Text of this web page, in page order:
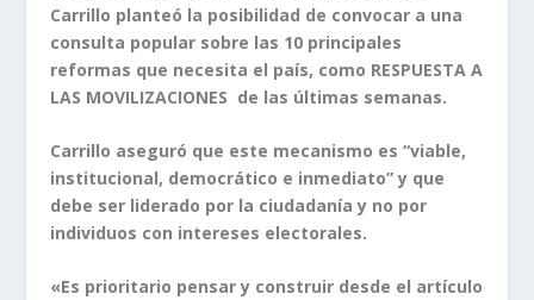
Carrillo planteó la posibilidad de convocar a una
consulta popular sobre las 10 principales
reformas que necesita el país, como RESPUESTA A
LAS MOVILIZACIONES de las últimas semanas.
Carrillo aseguró que este mecanismo es “viable,
institucional, democrático e inmediato” y que
debe ser liderado por la ciudadanía y no por
individuos con intereses electorales.
«Es prioritario pensar y construir desde el artículo